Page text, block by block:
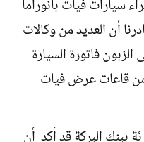
سيارات فيات بانوراما
أن العديد من وكالات
فاتورة السيارة
من قاعات عرض فيات